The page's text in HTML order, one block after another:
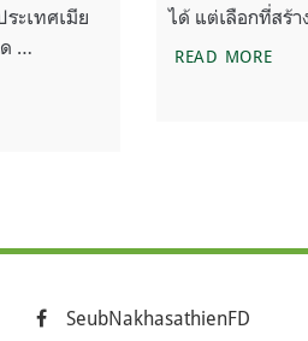
ะเทศเมีย
…
เพิ่มสูงขึ้น คุกคามบ้านของสัตว์ใกล้สูญพั
ได้ แต่เลือกที่สร้า
READ MOREสัตว์
SeubNakhasathienFD